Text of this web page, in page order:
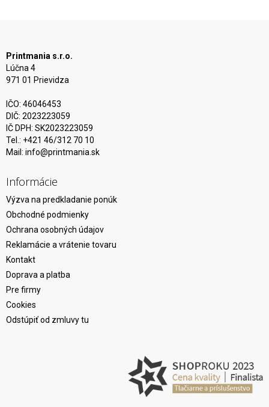
Printmania s.r.o.
Lúčna 4
971 01 Prievidza
IČO: 46046453
DIČ: 2023223059
IČ DPH: SK2023223059
Tel.: +421 46/312 70 10
Mail: info@printmania.sk
Informácie
Výzva na predkladanie ponúk
Obchodné podmienky
Ochrana osobných údajov
Reklamácie a vrátenie tovaru
Kontakt
Doprava a platba
Pre firmy
Cookies
Odstúpiť od zmluvy tu